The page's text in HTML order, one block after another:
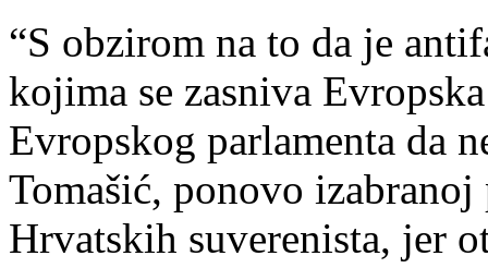
“S obzirom na to da je
kojima se zasniva
Evropskog parlamenta da
Tomašić, ponovo
Hrvatskih suverenista, jer